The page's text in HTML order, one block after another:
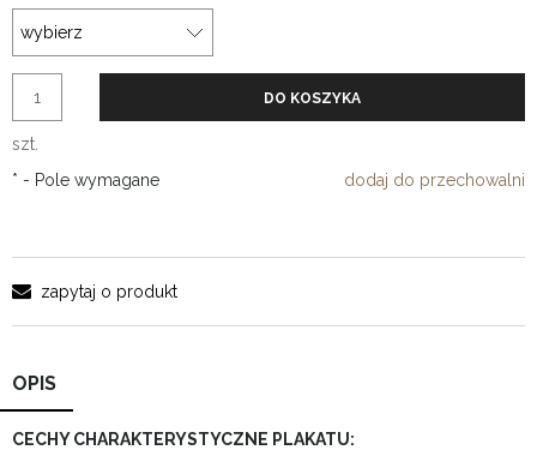
szt.
DO KOSZYKA
dodaj do przechowalni
* - Pole wymagane
zapytaj o produkt
OPIS
CECHY CHARAKTERYSTYCZNE PLAKATU: